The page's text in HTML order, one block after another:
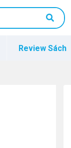
Review Sách